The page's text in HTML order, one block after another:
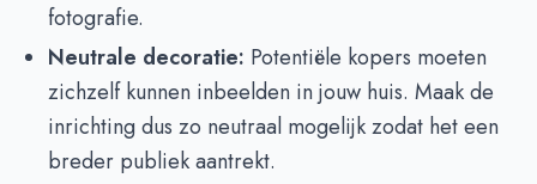
fotografie.
Neutrale decoratie: Potentiële kopers moeten
zichzelf kunnen inbeelden in jouw huis. Maak de
inrichting dus zo neutraal mogelijk zodat het een
breder publiek aantrekt.